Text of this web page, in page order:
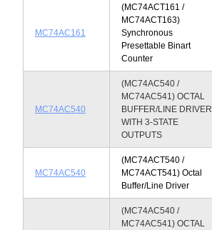
MC74AC161
(MC74ACT161 /
MC74ACT163)
Synchronous
Presettable Binart
Counter
MC74AC540
(MC74AC540 /
MC74AC541) OCTAL
BUFFER/LINE DRIVER
WITH 3-STATE
OUTPUTS
MC74AC540
(MC74ACT540 /
MC74ACT541) Octal
Buffer/Line Driver
(MC74AC540 /
MC74AC541) OCTAL